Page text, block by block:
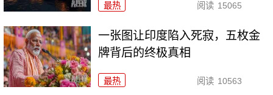
最热 阅读 15065
一张图让印度陷入死寂，五枚金
牌背后的终极真相
最热 阅读 10563